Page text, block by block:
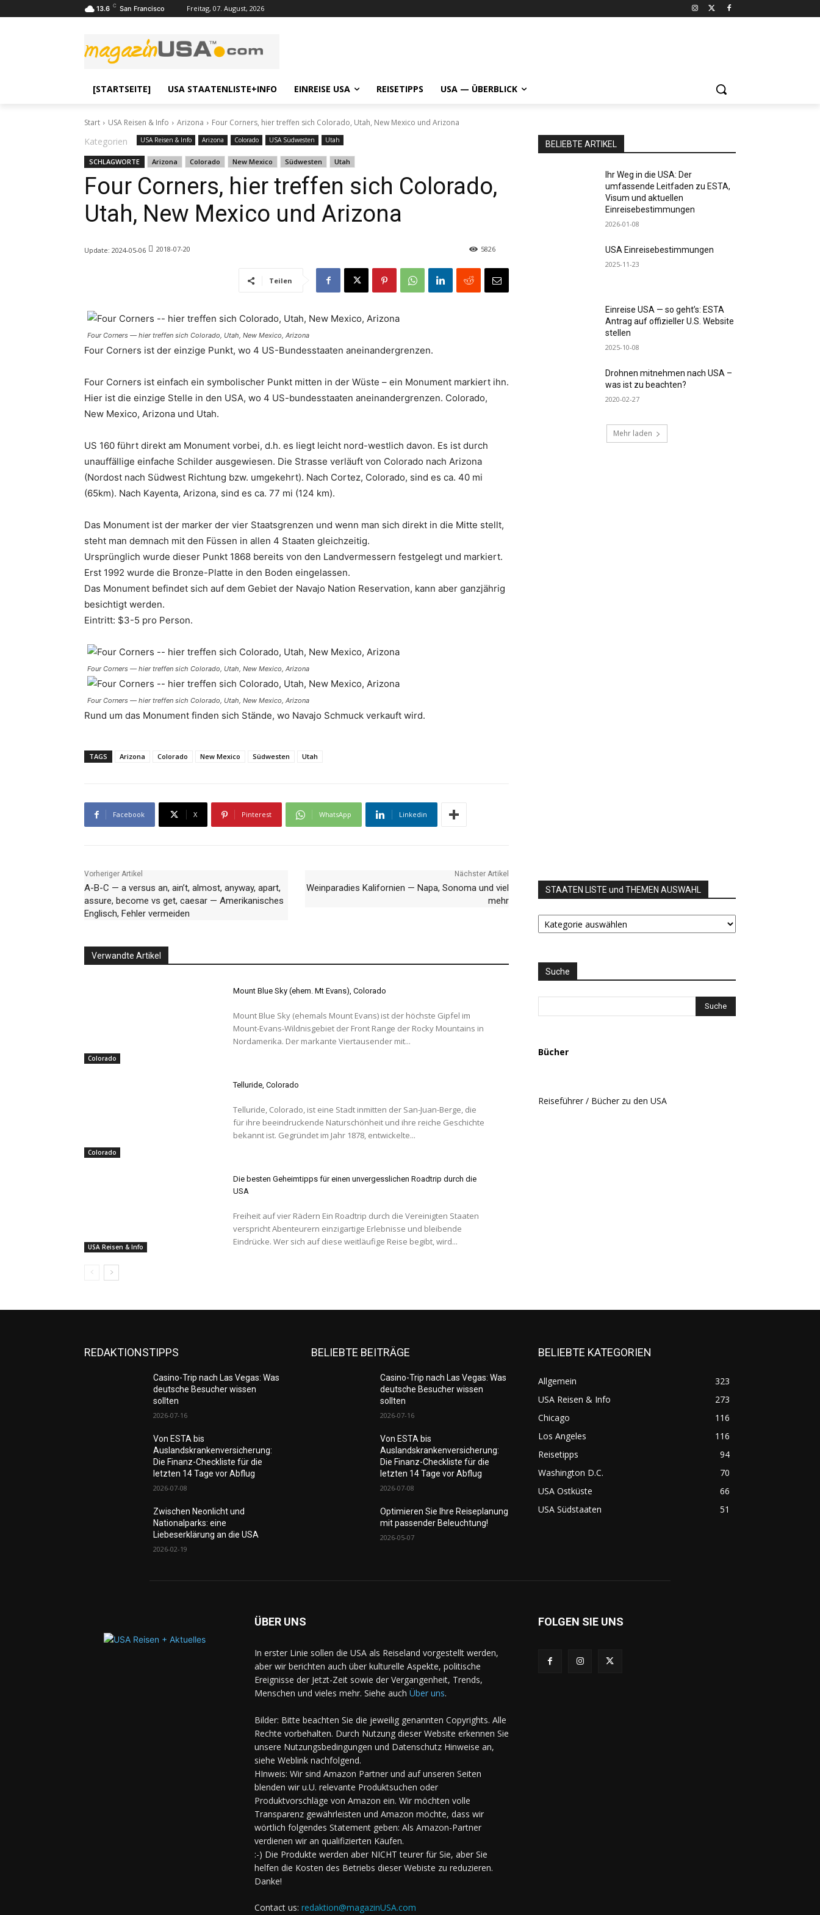
13.6 C San Francisco Freitag, 07. August, 2026
[STARTSEITE] USA STAATENLISTE+INFO EINREISE USA REISETIPPS USA — ÜBERBLICK
Start USA Reisen & Info Arizona Four Corners, hier treffen sich Colorado, Utah, New Mexico und Arizona
Kategorien USA Reisen & Info Arizona Colorado USA Südwesten Utah
SCHLAGWORTE Arizona Colorado New Mexico Südwesten Utah
Four Corners, hier treffen sich Colorado,
Utah, New Mexico und Arizona
Update: 2024-05-06 2018-07-20 5826
Teilen
Four Corners — hier treffen sich Colorado, Utah, New Mexico, Arizona
Four Corners ist der einzige Punkt, wo 4 US-Bundesstaaten aneinandergrenzen.
Four Corners ist einfach ein symbolischer Punkt mitten in der Wüste – ein Monument markiert ihn.
Hier ist die einzige Stelle in den USA, wo 4 US-bundesstaaten aneinandergrenzen. Colorado,
New Mexico, Arizona und Utah.
US 160 führt direkt am Monument vorbei, d.h. es liegt leicht nord-westlich davon. Es ist durch
unauffällige einfache Schilder ausgewiesen. Die Strasse verläuft von Colorado nach Arizona
(Nordost nach Südwest Richtung bzw. umgekehrt). Nach Cortez, Colorado, sind es ca. 40 mi
(65km). Nach Kayenta, Arizona, sind es ca. 77 mi (124 km).
Das Monument ist der marker der vier Staatsgrenzen und wenn man sich direkt in die Mitte stellt,
steht man demnach mit den Füssen in allen 4 Staaten gleichzeitig.
Ursprünglich wurde dieser Punkt 1868 bereits von den Landvermessern festgelegt und markiert.
Erst 1992 wurde die Bronze-Platte in den Boden eingelassen.
Das Monument befindet sich auf dem Gebiet der Navajo Nation Reservation, kann aber ganzjährig
besichtigt werden.
Eintritt: $3-5 pro Person.
Four Corners — hier treffen sich Colorado, Utah, New Mexico, Arizona
Four Corners — hier treffen sich Colorado, Utah, New Mexico, Arizona
Rund um das Monument finden sich Stände, wo Navajo Schmuck verkauft wird.
TAGS Arizona Colorado New Mexico Südwesten Utah
Facebook X Pinterest WhatsApp Linkedin
Vorheriger Artikel
A-B-C — a versus an, ain’t, almost, anyway, apart,
assure, become vs get, caesar — Amerikanisches
Englisch, Fehler vermeiden
Nächster Artikel
Weinparadies Kalifornien — Napa, Sonoma und viel
mehr
Verwandte Artikel
Colorado
Mount Blue Sky (ehem. Mt Evans), Colorado
Mount Blue Sky (ehemals Mount Evans) ist der höchste Gipfel im
Mount-Evans-Wildnisgebiet der Front Range der Rocky Mountains in
Nordamerika. Der markante Viertausender mit...
Colorado
Telluride, Colorado
Telluride, Colorado, ist eine Stadt inmitten der San-Juan-Berge, die
für ihre beeindruckende Naturschönheit und ihre reiche Geschichte
bekannt ist. Gegründet im Jahr 1878, entwickelte...
USA Reisen & Info
Die besten Geheimtipps für einen unvergesslichen Roadtrip durch die
USA
Freiheit auf vier Rädern Ein Roadtrip durch die Vereinigten Staaten
verspricht Abenteurern einzigartige Erlebnisse und bleibende
Eindrücke. Wer sich auf diese weitläufige Reise begibt, wird...
BELIEBTE ARTIKEL
Ihr Weg in die USA: Der
umfassende Leitfaden zu ESTA,
Visum und aktuellen
Einreisebestimmungen
2026-01-08
USA Einreisebestimmungen
2025-11-23
Einreise USA — so geht’s: ESTA
Antrag auf offizieller U.S. Website
stellen
2025-10-08
Drohnen mitnehmen nach USA –
was ist zu beachten?
2020-02-27
Mehr laden
STAATEN LISTE und THEMEN AUSWAHL
STAATEN
LISTE
AUSWAHL
Suche
Bücher
Reiseführer / Bücher zu den USA
REDAKTIONSTIPPS
Casino-Trip nach Las Vegas: Was
deutsche Besucher wissen
sollten
2026-07-16
Von ESTA bis
Auslandskrankenversicherung:
Die Finanz-Checkliste für die
letzten 14 Tage vor Abflug
2026-07-08
Zwischen Neonlicht und
Nationalparks: eine
Liebeserklärung an die USA
2026-02-19
BELIEBTE BEITRÄGE
Casino-Trip nach Las Vegas: Was
deutsche Besucher wissen
sollten
2026-07-16
Von ESTA bis
Auslandskrankenversicherung:
Die Finanz-Checkliste für die
letzten 14 Tage vor Abflug
2026-07-08
Optimieren Sie Ihre Reiseplanung
mit passender Beleuchtung!
2026-05-07
BELIEBTE KATEGORIEN
Allgemein
323
USA Reisen & Info
273
Chicago
116
Los Angeles
116
Reisetipps
94
Washington D.C.
70
USA Ostküste
66
USA Südstaaten
51
ÜBER UNS
In erster Linie sollen die USA als Reiseland vorgestellt werden,
aber wir berichten auch über kulturelle Aspekte, politische
Ereignisse der Jetzt-Zeit sowie der Vergangenheit, Trends,
Menschen und vieles mehr. Siehe auch Über uns.
Bilder: Bitte beachten Sie die jeweilig genannten Copyrights. Alle
Rechte vorbehalten. Durch Nutzung dieser Website erkennen Sie
unsere Nutzungsbedingungen und Datenschutz Hinweise an,
siehe Weblink nachfolgend.
HInweis: Wir sind Amazon Partner und auf unseren Seiten
blenden wir u.U. relevante Produktsuchen oder
Produktvorschläge von Amazon ein. Wir möchten volle
Transparenz gewährleisten und Amazon möchte, dass wir
wörtlich folgendes Statement geben: Als Amazon-Partner
verdienen wir an qualifizierten Käufen.
:-) Die Produkte werden aber NICHT teurer für Sie, aber Sie
helfen die Kosten des Betriebs dieser Webiste zu reduzieren.
Danke!
Contact us: redaktion@magazinUSA.com
FOLGEN SIE UNS